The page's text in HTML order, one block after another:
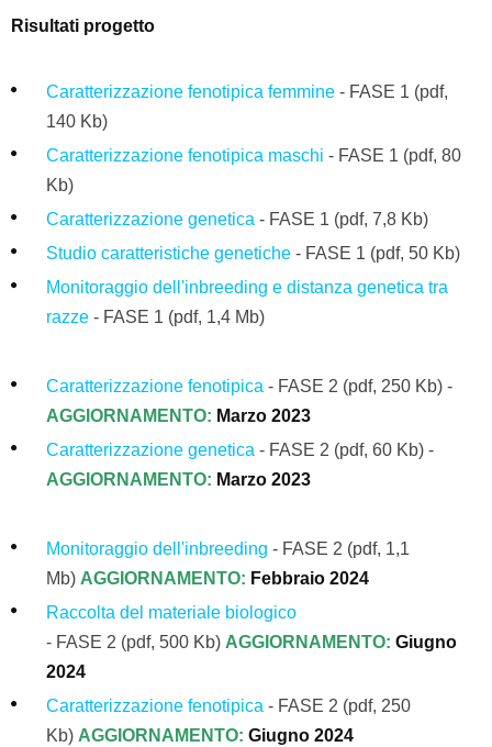
Risultati progetto
Caratterizzazione fenotipica femmine - FASE 1 (pdf,
140 Kb)
Caratterizzazione fenotipica maschi - FASE 1 (pdf, 80
Kb)
Caratterizzazione genetica - FASE 1 (pdf, 7,8 Kb)
Studio caratteristiche genetiche - FASE 1 (pdf, 50 Kb)
Monitoraggio dell'inbreeding e distanza genetica tra
razze - FASE 1 (pdf, 1,4 Mb)
Caratterizzazione fenotipica - FASE 2 (pdf, 250 Kb) -
AGGIORNAMENTO: Marzo 2023
Caratterizzazione genetica - FASE 2 (pdf, 60 Kb) -
AGGIORNAMENTO: Marzo 2023
Monitoraggio dell'inbreeding - FASE 2 (pdf, 1,1
Mb) AGGIORNAMENTO: Febbraio 2024
Raccolta del materiale biologico
- FASE 2 (pdf, 500 Kb) AGGIORNAMENTO: Giugno
2024
Caratterizzazione fenotipica - FASE 2 (pdf, 250
Kb) AGGIORNAMENTO: Giugno 2024